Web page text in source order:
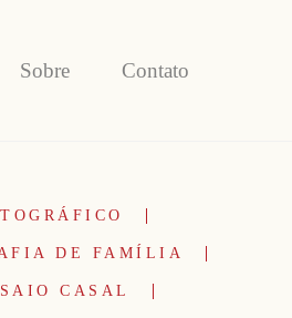
Sobre Contato
DE FAMÍLIA
CASAL